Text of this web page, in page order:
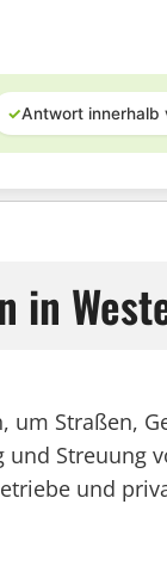
✓Antwort innerhalb
in
Straßen,
und